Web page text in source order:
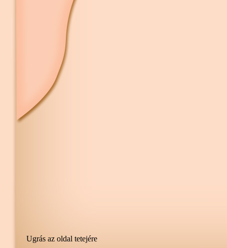
Ugrás az oldal tetejére